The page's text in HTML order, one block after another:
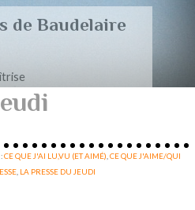
de Baudelaire
:CE QUE J'AI LU,VU (ET AIMÉ) ,CE QUE J'AIME/QUI
LA PRESSE DU JEUDI